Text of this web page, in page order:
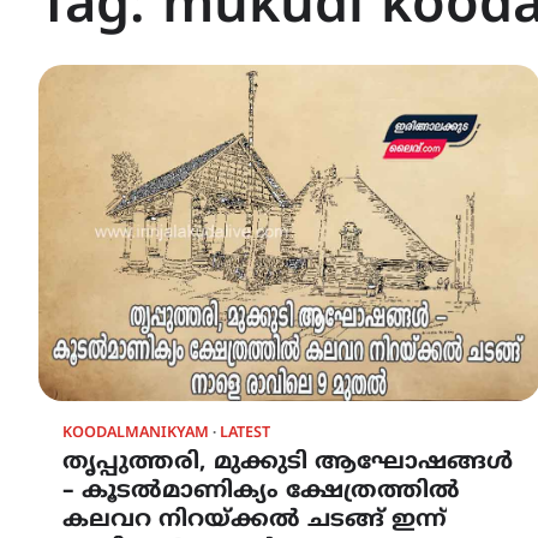
KOODALMANIKYAM LATEST
തൃപ്പുത്തരി, മുക്കുടി ആഘോഷങ്ങൾ
– കൂടൽമാണിക്യം ക്ഷേത്രത്തിൽ
കലവറ നിറയ്ക്കൽ ചടങ്ങ് ഇന്ന്